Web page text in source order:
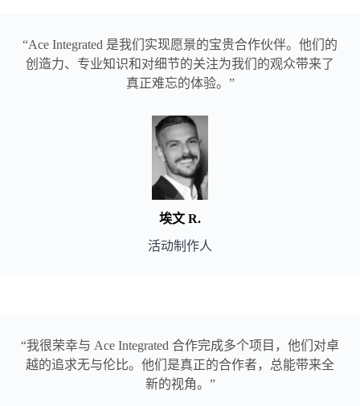
“Ace Integrated 是我们实现愿景的宝贵合作伙伴。他们的
创造力、专业知识和对细节的关注为我们的观众带来了
真正难忘的体验。”
埃文 R.
活动制作人
“我很荣幸与 Ace Integrated 合作完成多个项目，他们对卓
越的追求无与伦比。他们是真正的合作者，总能带来全
新的视角。”